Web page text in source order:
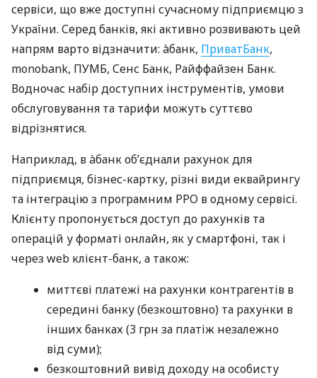
сервіси, що вже доступні сучасному підприємцю з
України. Серед банків, які активно розвивають цей
напрям варто відзначити: àбанк, ПриватБанк,
monobank, ПУМБ, Сенс Банк, Райффайзен Банк.
Водночас набір доступних інструментів, умови
обслуговування та тарифи можуть суттєво
відрізнятися.
Наприклад, в àбанк об’єднали рахунок для
підприємця, бізнес-картку, різні види еквайрингу
та інтеграцію з програмним РРО в одному сервісі.
Клієнту пропонується доступ до рахунків та
операцій у форматі онлайн, як у смартфоні, так і
через web клієнт-банк, а також:
миттєві платежі на рахунки контрагентів в
середині банку (безкоштовно) та рахунки в
інших банках (3 грн за платіж незалежно
від суми);
безкоштовний вивід доходу на особисту